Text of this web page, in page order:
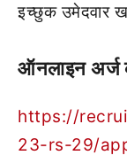
इच्छुक उमेदवार
ऑनलाइन
https://
23-rs-29/